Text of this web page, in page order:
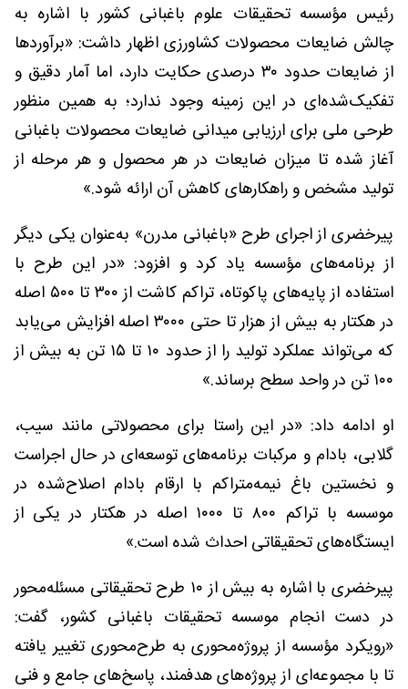
رئیس مؤسسه تحقیقات علوم باغبانی کشور با اشاره به
چالش ضایعات محصولات کشاورزی اظهار داشت: «برآوردها
از ضایعات حدود ۳۰ درصدی حکایت دارد، اما آمار دقیق و
تفکیک‌شده‌ای در این زمینه وجود ندارد؛ به همین منظور
طرحی ملی برای ارزیابی میدانی ضایعات محصولات باغبانی
آغاز شده تا میزان ضایعات در هر محصول و هر مرحله از
تولید مشخص و راهکارهای کاهش آن ارائه شود.»
پیرخضری از اجرای طرح «باغبانی مدرن» به‌عنوان یکی دیگر
از برنامه‌های مؤسسه یاد کرد و افزود: «در این طرح با
استفاده از پایه‌های پاکوتاه، تراکم کاشت از ۳۰۰ تا ۵۰۰ اصله
در هکتار به بیش از هزار تا حتی ۳۰۰۰ اصله افزایش می‌یابد
که می‌تواند عملکرد تولید را از حدود ۱۰ تا ۱۵ تن به بیش از
۱۰۰ تن در واحد سطح برساند.»
او ادامه داد: «در این راستا برای محصولاتی مانند سیب،
گلابی، بادام و مرکبات برنامه‌های توسعه‌ای در حال اجراست
و نخستین باغ نیمه‌متراکم با ارقام بادام اصلاح‌شده در
موسسه با تراکم ۸۰۰ تا ۱۰۰۰ اصله در هکتار در یکی از
ایستگاه‌های تحقیقاتی احداث شده است.»
پیرخضری با اشاره به بیش از ۱۰ طرح تحقیقاتی مسئله‌محور
در دست انجام موسسه تحقیقات باغبانی کشور، گفت:
«رویکرد مؤسسه از پروژه‌محوری به طرح‌محوری تغییر یافته
تا با مجموعه‌ای از پروژه‌های هدفمند، پاسخ‌های جامع و فنی